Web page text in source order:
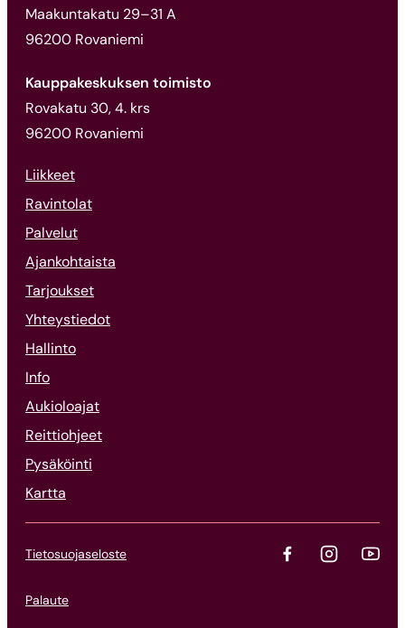
Maakuntakatu 29–31 A
96200 Rovaniemi
Kauppakeskuksen toimisto
Rovakatu 30, 4. krs
96200 Rovaniemi
Liikkeet
Ravintolat
Palvelut
Ajankohtaista
Tarjoukset
Yhteystiedot
Hallinto
Info
Aukioloajat
Reittiohjeet
Pysäköinti
Kartta
Tietosuojaseloste
Palaute